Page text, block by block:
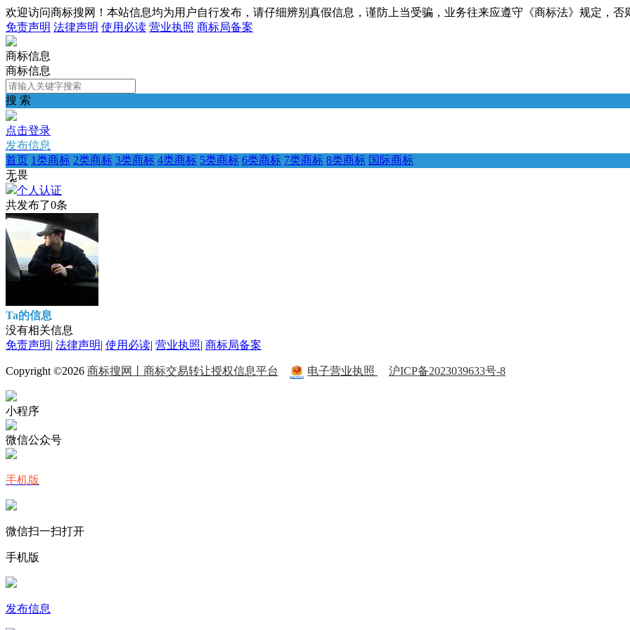
欢迎访问商标搜网！本站信息均为用户自行发布，请仔细辨别真假信息，谨防上当受骗，业务往来应遵守《商标法》规定，否
免责声明 法律声明 使用必读 营业执照 商标局备案
商标信息
商标信息
搜 索
点击登录
发布信息
首页 1类商标 2类商标 3类商标 4类商标 5类商标 6类商标 7类商标 8类商标 国际商标
无ຼ畏
个人认证
共发布了0条
Ta的信息
没有相关信息
免责声明| 法律声明| 使用必读| 营业执照| 商标局备案
Copyright ©2026 商标搜网丨商标交易转让授权信息平台 电子营业执照 沪ICP备2023039633号-8
小程序
微信公众号
手机版
微信扫一扫打开
手机版
发布信息